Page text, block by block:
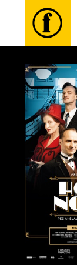
Фильмы
Билеты
Новости
Подарки